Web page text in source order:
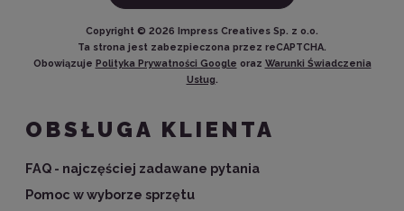
Copyright © 2026 Impress Creatives Sp. z o.o.
Ta strona jest zabezpieczona przez reCAPTCHA.
Obowiązuje Polityka Prywatności Google oraz Warunki Świadczenia
Usług.
OBSŁUGA KLIENTA
FAQ - najczęściej zadawane pytania
Pomoc w wyborze sprzętu